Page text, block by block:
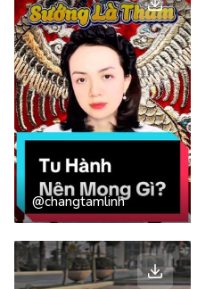
@changtamlinh